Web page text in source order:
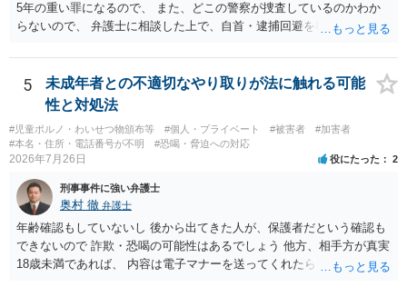
5年の重い罪になるので、 また、どこの警察が捜査しているのかわか
らないので、 弁護士に相談した上で、自首・逮捕回避を検討して下さ
童の性的な部位（性器等若しくはその周辺部、臀でん部又は胸部をい
う。）が露出され又は強調されているものであり、かつ、性欲を興奮
させ又は刺激するもの
5
未成年者との不適切なやり取りが法に触れる可能
性と対処法
#児童ポルノ・わいせつ物頒布等 #個人・プライベート #被害者
#加害者
#本名・住所・電話番号が不明
#恐喝・脅迫への対応
2026年7月26日 役にたった 2
刑事事件に強い弁護士
奥村 徹 弁護士
年齢確認もしていないし 後から出てきた人が、保護者だという確認も
できないので 詐欺・恐喝の可能性はあるでしょう 他方、相手方が真実
18歳未満であれば、 内容は電子マナーを送ってくれたら自慰行為など